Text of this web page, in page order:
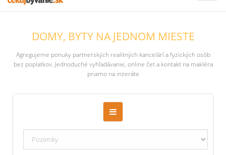
DOMY, BYTY NA JEDNOM MIESTE
Agregujeme ponuky partnerských realitných kancelárí a fyzických osôb
bez poplatkov. Jednoduché vyhľadávanie, online čet a kontakt na makléra
priamo na inzeráte